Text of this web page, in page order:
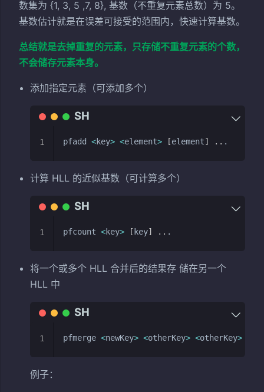
数集为 {1, 3, 5 ,7, 8}, 基数（不重复元素总数）为 5。
基数估计就是在误差可接受的范围内，快速计算基数。
总结就是去掉重复的元素，只存储不重复元素的个数，
不会储存元素本身。
添加指定元素（可添加多个）
pfadd <key> <element> [element] ..
1
计算 HLL 的近似基数（可计算多个）
pfcount <key> [ key] ..
1
将一个或多个 HLL 合并后的结果存 储在另一个
HLL 中
pfmerge <newKey> <otherKey> <otherKey>
1
例子：